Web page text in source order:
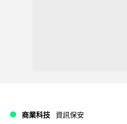
商業科技 資訊保安